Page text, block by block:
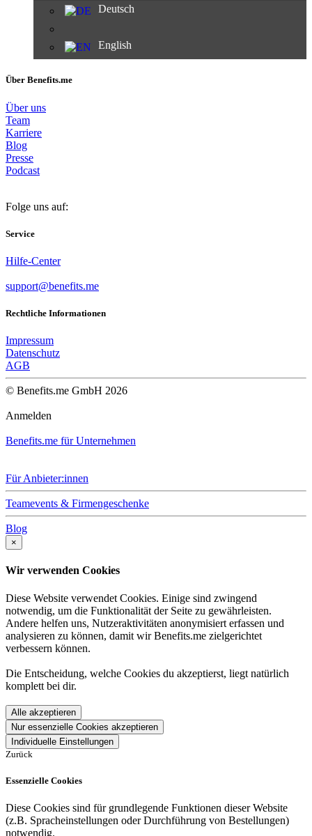
Deutsch
English
Über Benefits.me
Über uns
Team
Karriere
Blog
Presse
Podcast
Folge uns auf:
Service
Hilfe-Center
support@benefits.me
Rechtliche Informationen
Impressum
Datenschutz
AGB
© Benefits.me GmbH 2026
Anmelden
Benefits.me für Unternehmen
Für Anbieter:innen
Teamevents & Firmengeschenke
Blog
×
Wir verwenden Cookies
Diese Website verwendet Cookies. Einige sind zwingend
notwendig, um die Funktionalität der Seite zu gewährleisten.
Andere helfen uns, Nutzeraktivitäten anonymisiert erfassen und
analysieren zu können, damit wir Benefits.me zielgerichtet
verbessern können.
Die Entscheidung, welche Cookies du akzeptierst, liegt natürlich
komplett bei dir.
Alle akzeptieren
Nur essenzielle Cookies akzeptieren
Individuelle Einstellungen
Zurück
Essenzielle Cookies
Diese Cookies sind für grundlegende Funktionen dieser Website
(z.B. Spracheinstellungen oder Durchführung von Bestellungen)
notwendig.